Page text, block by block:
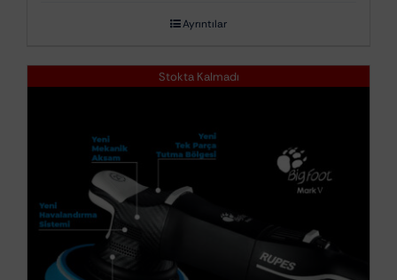
Ayrıntılar
Stokta Kalmadı